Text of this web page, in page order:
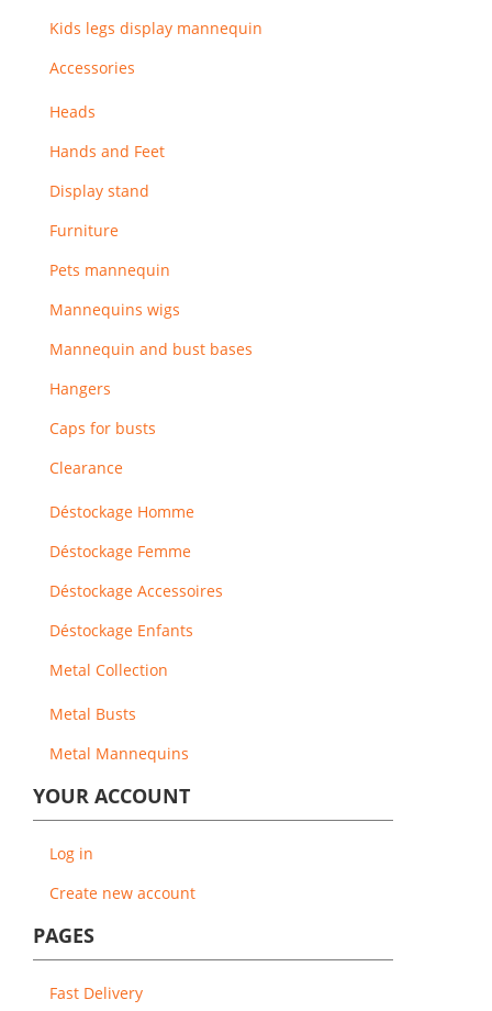
Kids legs display mannequin
Accessories
Heads
Hands and Feet
Display stand
Furniture
Pets mannequin
Mannequins wigs
Mannequin and bust bases
Hangers
Caps for busts
Clearance
Déstockage Homme
Déstockage Femme
Déstockage Accessoires
Déstockage Enfants
Metal Collection
Metal Busts
Metal Mannequins
YOUR ACCOUNT
Log in
Create new account
PAGES
Fast Delivery